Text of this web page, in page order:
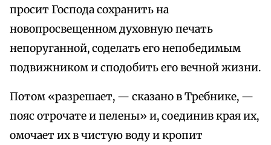
просит Господа сохранить на
новопросвещенном духовную печать
непоруганной, соделать его непобедимым
подвижником и сподобить его вечной жизни.
Потом «разрешает, — сказано в Требнике, —
пояс отрочате и пелены» и, соединив края их,
омочает их в чистую воду и кропит